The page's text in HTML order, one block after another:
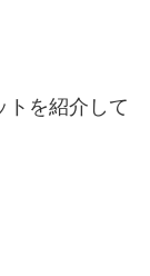
トを紹介して